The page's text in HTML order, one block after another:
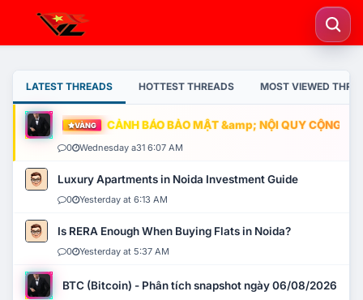
LATEST THREADS HOTTEST THREADS MOST VIEWED
VÀNG CẢNH BÁO BẢO MẬT &amp; NỘI QUY CỘNG
0 Wednesday a31 6:07 AM
Luxury Apartments in Noida Investment Guide
0 Yesterday at 6:13 AM
Is RERA Enough When Buying Flats in Noida?
0 Yesterday at 5:37 AM
BTC (Bitcoin) - Phân tích snapshot ngày 06/08/2026